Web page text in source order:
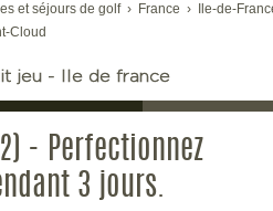
et séjours de golf › France ›
Ile-de-
Cloud
jeu - Ile de france
- Perfectionnez
3 jours.